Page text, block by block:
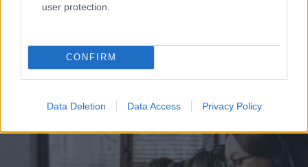
user protection.
CONFIRM
Data Deletion Data Access Privacy Policy
zāles iecerei pielikts
punkts – tās
būvniecība tiek
ūdenī bez miega un
un uzstāda vēsturisku
rekordu